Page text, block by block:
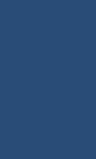
ศาสตร์(บางเขน) ถนน
รุงเทพมหานคร 10900